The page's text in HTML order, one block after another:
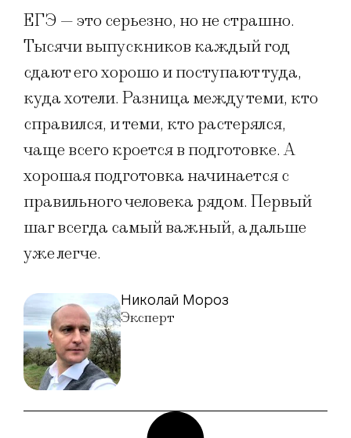
ЕГЭ — это серьезно, но не страшно.
Тысячи выпускников каждый год
сдают его хорошо и поступают туда,
куда хотели. Разница между теми, кто
справился, и теми, кто растерялся,
чаще всего кроется в подготовке. А
хорошая подготовка начинается с
правильного человека рядом. Первый
шаг всегда самый важный, а дальше
уже легче.
Николай Мороз
Эксперт